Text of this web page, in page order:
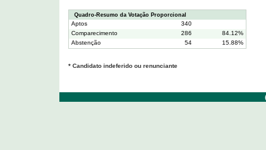
Quadro-Resumo da Votação Proporcional
Aptos
340
Comparecimento
286
84.12%
Abstenção
54 15.88%
* Candidato indeferido ou renunciante